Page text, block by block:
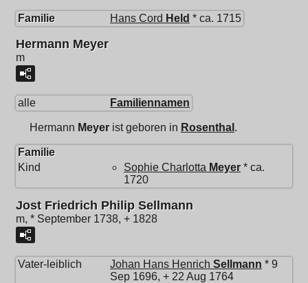
Familie Hans Cord Held * ca. 1715
Hermann Meyer
m
alle Familiennamen
Hermann Meyer ist geboren in Rosenthal .
Familie
Kind
Sophie Charlotta Meyer * ca.
1720
Jost Friedrich Philip Sellmann
m, * September 1738, + 1828
Vater-leiblich Johan Hans Henrich Sellmann * 9
Sep 1696, + 22 Aug 1764